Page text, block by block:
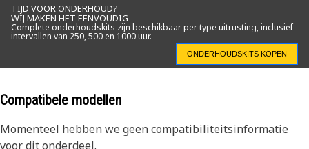
TIJD VOOR ONDERHOUD?
WIJ MAKEN HET EENVOUDIG
Complete onderhoudskits zijn beschikbaar per type uitrusting, inclusief
intervallen van 250, 500 en 1000 uur.
ONDERHOUDSKITS KOPEN
Compatibele modellen
Momenteel hebben we geen compatibiliteitsinformatie
voor dit onderdeel.